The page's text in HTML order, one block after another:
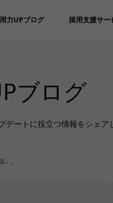
力UPブログ 採用支援サー
ブログ
デートに役立つ情報をシェア
。